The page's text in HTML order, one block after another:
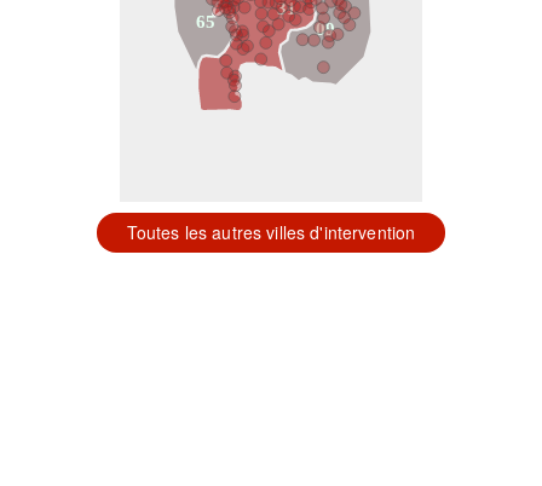
31
09
65
Toutes les autres villes d'intervention